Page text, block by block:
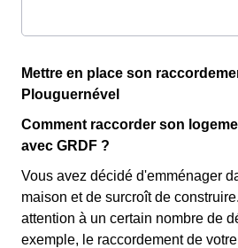
Mettre en place son
Plouguernével
Comment raccorder son
avec GRDF ?
Vous avez décidé d'emménager
maison et de surcroît de
attention à un certain nombre de
exemple, le raccordement de